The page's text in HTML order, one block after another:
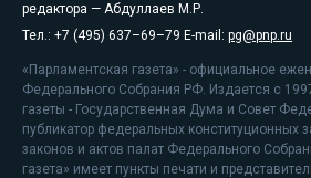
редактора — Абдуллаев М.Р.
Тел.: +7 (495) 637–69–79 E-mail: pg@pnp.ru
«Парламентская газета» - официальное
Федерального Собрания РФ. Издается с
газеты - Государственная Дума и Совет
публикатор федеральных конституционных
законов и актов палат Федерального
газета» имеет пункты печати и